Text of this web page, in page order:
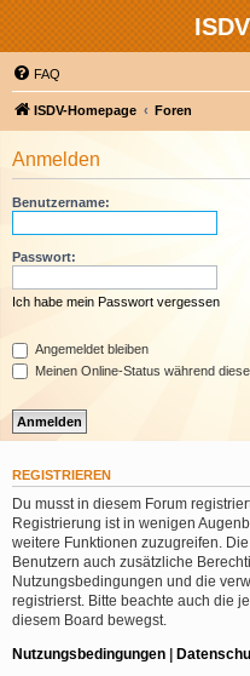
FAQ
ISDV-Homepage Foren
Anmelden
Benutzername:
Passwort:
Ich habe mein Passwort vergessen
Angemeldet bleiben
Meinen Online-Status während
REGISTRIEREN
Du musst in diesem Forum
Registrierung ist in wenigen
weitere Funktionen zuzugreifen.
Benutzern auch zusätzliche
Nutzungsbedingungen und die
registrierst. Bitte beachte auch die
diesem Board bewegst.
Nutzungsbedingungen |